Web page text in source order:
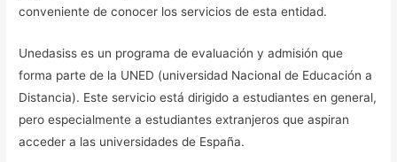
conveniente de conocer los servicios de esta entidad.
Unedasiss es un programa de evaluación y admisión que
forma parte de la UNED (universidad Nacional de Educación a
Distancia). Este servicio está dirigido a estudiantes en general,
pero especialmente a estudiantes extranjeros que aspiran
acceder a las universidades de España.